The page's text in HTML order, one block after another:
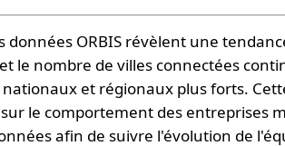
données ORBIS révèlent une
le nombre de villes connectées
et régionaux plus forts.
le comportement des entreprises
afin de suivre l'évolution de